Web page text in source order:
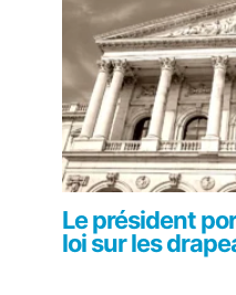
Le président
loi sur les